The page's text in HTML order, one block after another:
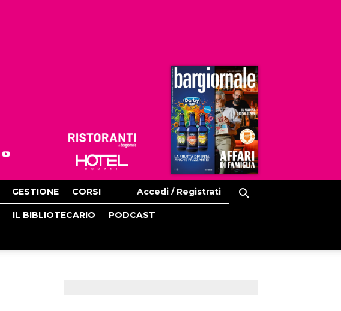
Ristoranti
Hoteldomani
GESTIONE CORSI Accedi / Registrati
IL BIBLIOTECARIO PODCAST